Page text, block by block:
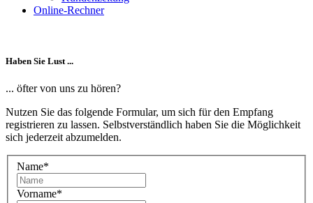
Online-Rechner
Haben Sie Lust ...
... öfter von uns zu hören?
Nutzen Sie das folgende Formular, um sich für den Empfang
registrieren zu lassen. Selbstverständlich haben Sie die Möglichkeit
sich jederzeit abzumelden.
Name*
Vorname*